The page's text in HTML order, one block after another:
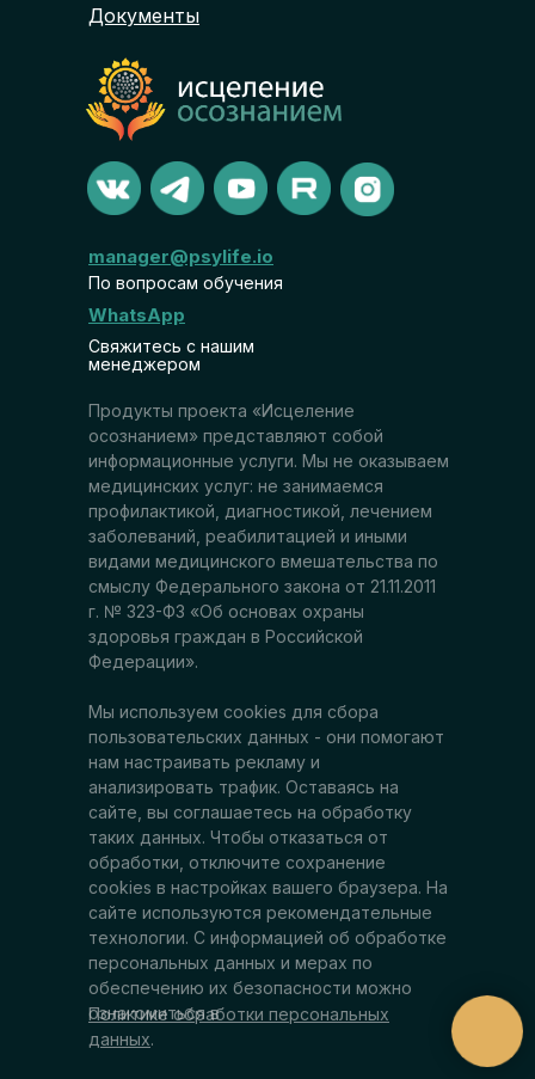
Продукты проекта «Исцеление
осознанием» представляют собой
информационные услуги. Мы не оказываем
медицинских услуг: не занимаемся
профилактикой, диагностикой, лечением
заболеваний, реабилитацией и иными
видами медицинского вмешательства по
смыслу Федерального закона от 21.11.2011
г. № 323-ФЗ «Об основах охраны
здоровья граждан в Российской
Федерации».
Мы используем cookies для сбора
пользовательских данных - они помогают
нам настраивать рекламу и
анализировать трафик. Оставаясь на
сайте, вы соглашаетесь на обработку
таких данных. Чтобы отказаться от
обработки, отключите сохранение
cookies в настройках вашего браузера. На
сайте используются рекомендательные
технологии. С информацией об обработке
персональных данных и мерах по
обеспечению их безопасности можно
ознакомиться в
Политике обработки персональных
данных.
manager@psylife.io
По вопросам обучения
WhatsApp
Свяжитесь с нашим
менеджером
Документы